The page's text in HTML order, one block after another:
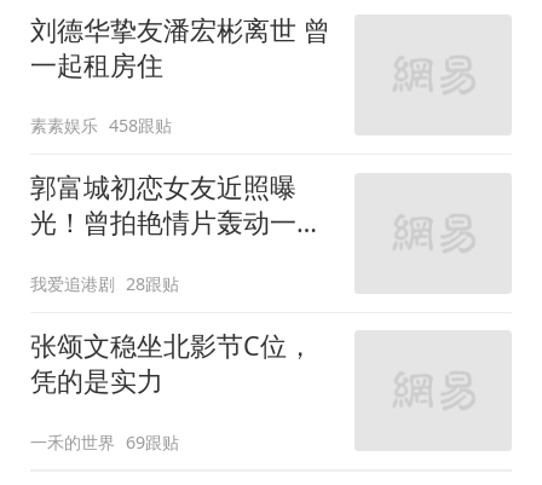
刘德华挚友潘宏彬离世 曾
一起租房住
素素娱乐 458跟贴
郭富城初恋女友近照曝
光！曾拍艳情片轰动一
我爱追港剧 28跟贴
张颂文稳坐北影节C位，
凭的是实力
一禾的世界 69跟贴